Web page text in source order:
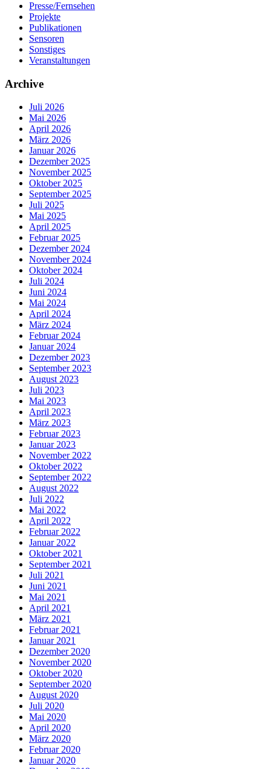
Presse/Fernsehen
Projekte
Publikationen
Sensoren
Sonstiges
Veranstaltungen
Archive
Juli 2026
Mai 2026
April 2026
März 2026
Januar 2026
Dezember 2025
November 2025
Oktober 2025
September 2025
Juli 2025
Mai 2025
April 2025
Februar 2025
Dezember 2024
November 2024
Oktober 2024
Juli 2024
Juni 2024
Mai 2024
April 2024
März 2024
Februar 2024
Januar 2024
Dezember 2023
September 2023
August 2023
Juli 2023
Mai 2023
April 2023
März 2023
Februar 2023
Januar 2023
November 2022
Oktober 2022
September 2022
August 2022
Juli 2022
Mai 2022
April 2022
Februar 2022
Januar 2022
Oktober 2021
September 2021
Juli 2021
Juni 2021
Mai 2021
April 2021
März 2021
Februar 2021
Januar 2021
Dezember 2020
November 2020
Oktober 2020
September 2020
August 2020
Juli 2020
Mai 2020
April 2020
März 2020
Februar 2020
Januar 2020